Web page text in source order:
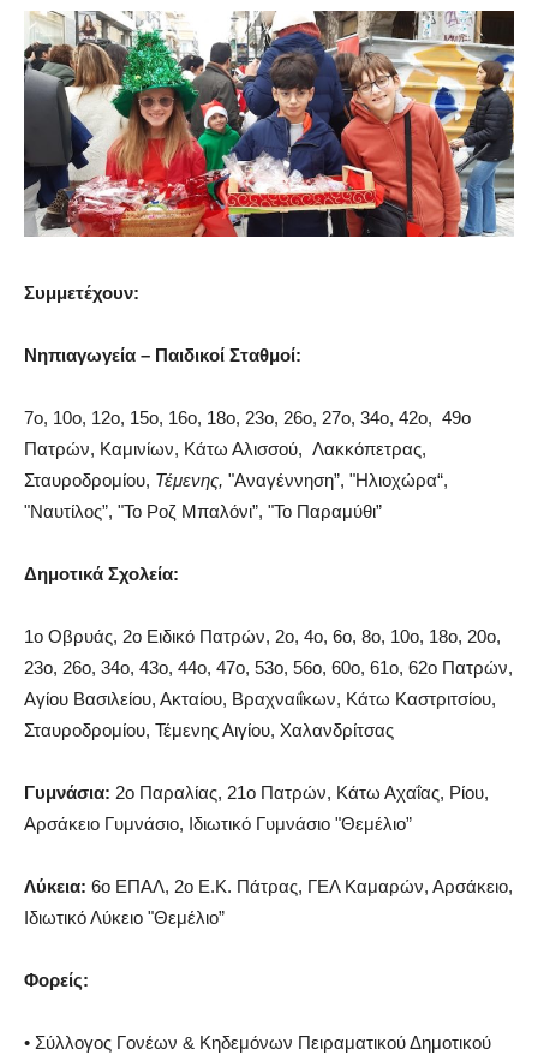
Συμμετέχουν:
Νηπιαγωγεία – Παιδικοί Σταθμοί:
7ο, 10ο, 12ο, 15ο, 16ο, 18ο, 23ο, 26ο, 27ο, 34ο, 42ο, 49ο
Πατρών, Καμινίων, Κάτω Αλισσού, Λακκόπετρας,
Σταυροδρομίου, Τέμενης, ʺΑναγέννηση”, ʺΗλιοχώρα“,
ʺΝαυτίλος”, ʺΤο Ροζ Μπαλόνι”, ʺΤο Παραμύθι”
Δημοτικά Σχολεία:
1ο Οβρυάς, 2ο Ειδικό Πατρών, 2ο, 4ο, 6ο, 8ο, 10ο, 18ο, 20ο,
23ο, 26ο, 34ο, 43ο, 44ο, 47ο, 53ο, 56ο, 60ο, 61ο, 62ο Πατρών,
Αγίου Βασιλείου, Ακταίου, Βραχναιΐκων, Κάτω Καστριτσίου,
Σταυροδρομίου, ΤέμενηςΑιγίου, Χαλανδρίτσας
Γυμνάσια: 2ο Παραλίας, 21ο Πατρών, Κάτω Αχαΐας, Ρίου,
Αρσάκειο Γυμνάσιο, Ιδιωτικό Γυμνάσιο ʺΘεμέλιο”
Λύκεια: 6ο ΕΠΑΛ, 2ο Ε.Κ. Πάτρας, ΓΕΛΚαμαρών, Αρσάκειο,
Ιδιωτικό Λύκειο ʺΘεμέλιο”
Φορείς:
• Σύλλογος Γονέων & Κηδεμόνων Πειραματικού Δημοτικού